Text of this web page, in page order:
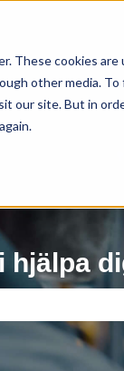
These cookies
other media.
our site. But in
hjälpa
eftersom